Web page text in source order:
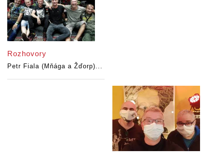
Rozhovory
Petr Fiala (Mňága a Žďorp)...